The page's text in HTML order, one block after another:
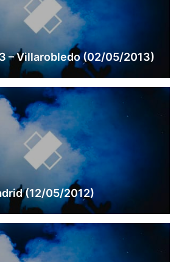
– Villarobledo (02/05/2013)
(12/05/2012)